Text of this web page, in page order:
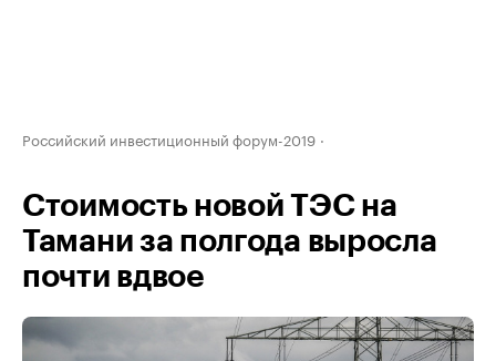
Российский инвестиционный форум-2019
Стоимость новой ТЭС на
Тамани за полгода выросла
почти вдвое